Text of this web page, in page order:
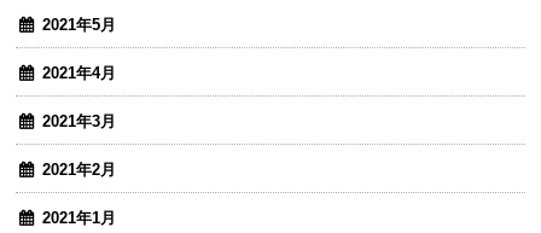
2021年5月
2021年4月
2021年3月
2021年2月
2021年1月